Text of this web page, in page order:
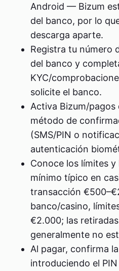
Android — Bizum
del banco, por lo
descarga aparte.
Registra tu número
del banco y
KYC/
solicite el banco.
Activa Bizum/pagos
método de
(SMS/PIN o
autenticación
Conoce los límites
mínimo típico en
transacción
banco/casino,
€2.000; las
generalmente no
Al pagar, confirma
introduciendo el